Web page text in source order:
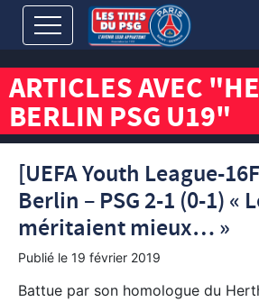
ARTICLES AVEC
BERLIN PSG U19"
[UEFA Youth League-
Berlin – PSG 2-1 (0-1) «
méritaient mieux… »
Publié le 19 février 2019
Battue par son homologue du